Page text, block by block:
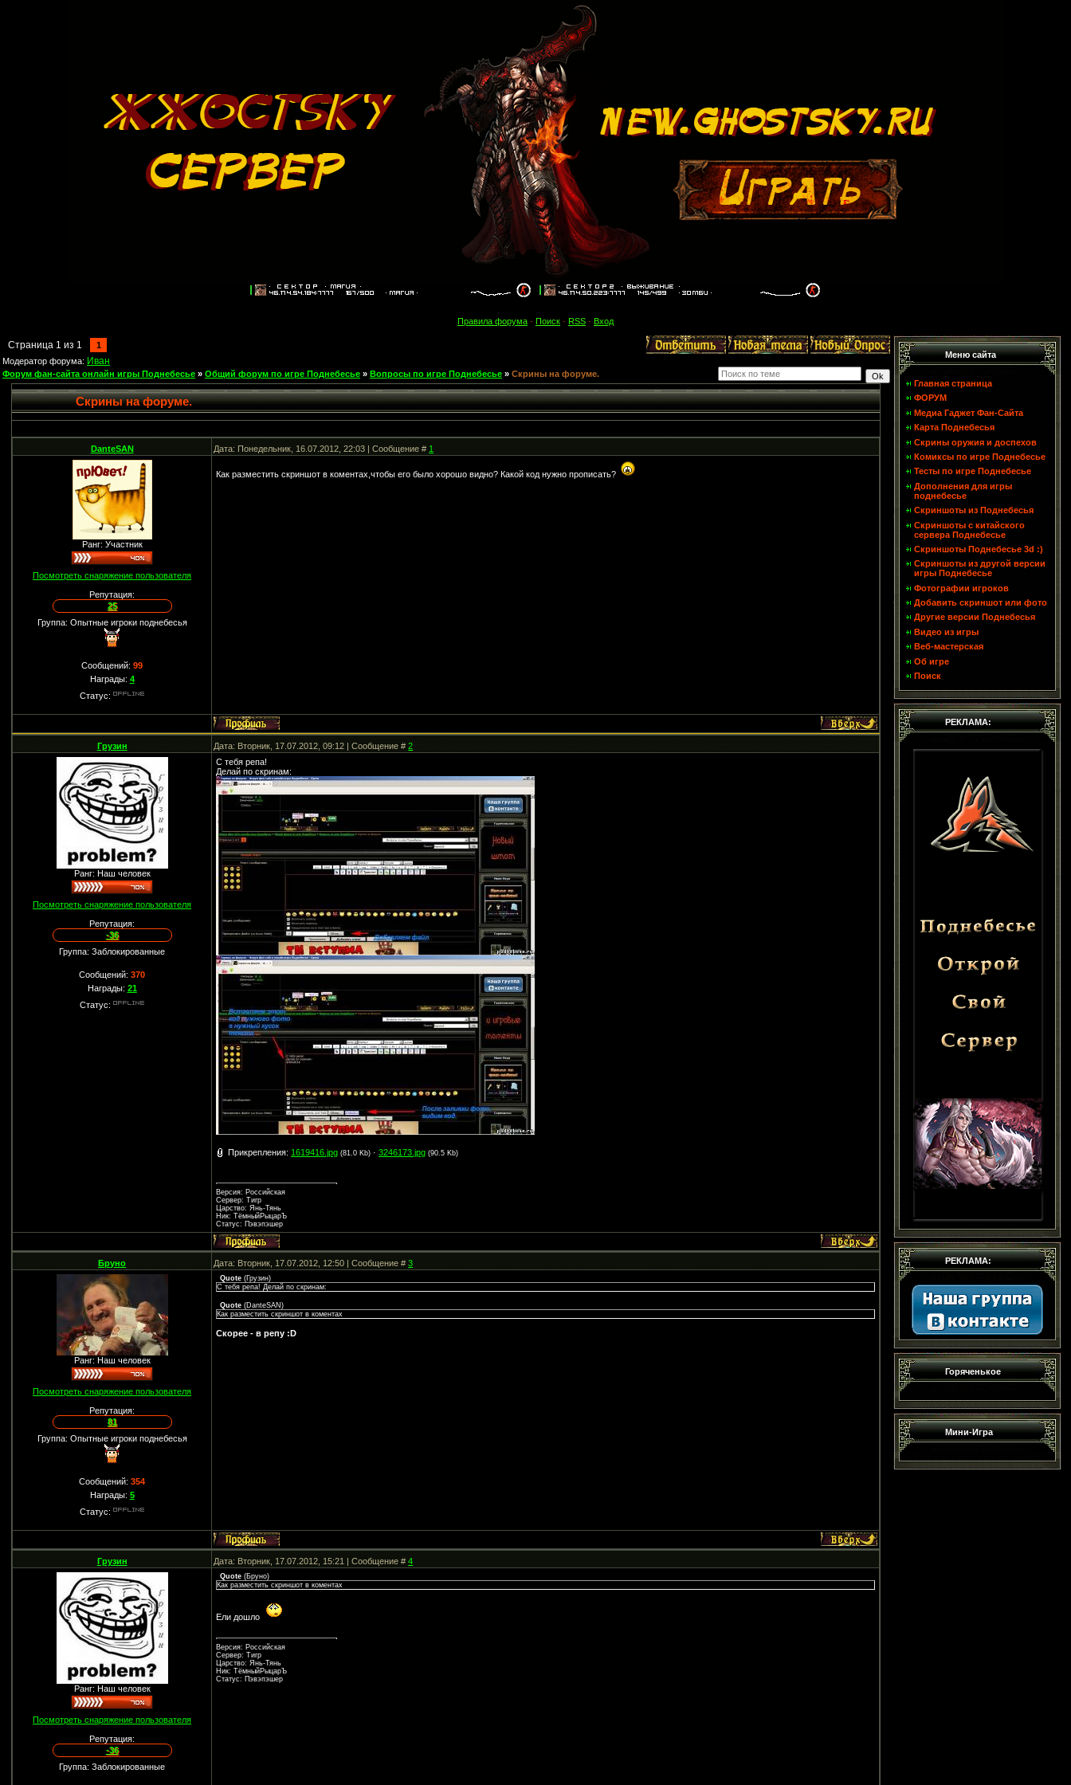
Правила форума · Поиск · RSS · Вход
Страница 1 из 1
1
Модератор форума: Иван
Форум фан-сайта онлайн игры Поднебесье » Общий форум по игре Поднебесье » Вопросы по игре Поднебесье » Скрины на форуме.
Скрины на форуме.
DanteSAN Дата: Понедельник, 16.07.2012, 22:03 | Сообщение #1
Ранг: Участник
Посмотреть снаряжение пользователя
Репутация:
25
Группа: Опытные игроки поднебесья
Сообщений:99
Награды: 4
Статус:
Как разместить скриншот в коментах,чтобы его было хорошо видно? Какой код нужно прописать?
Грузин Дата: Вторник, 17.07.2012, 09:12 | Сообщение #2
Ранг: Наш человек
Посмотреть снаряжение пользователя
Репутация:
-36
Группа: Заблокированные
Сообщений:370
Награды: 21
Статус:
С тебя репа!
Делай по скринам:
Прикрепления: 1619416.jpg (81.0 Kb) ·3246173.jpg (90.5 Kb)
Версия: Российская
Сервер: Тигр
Царство: Янь-Тянь
Ник: ТёмныйРыцарЪ
Статус: Пэвэпэшер
Бруно Дата: Вторник, 17.07.2012, 12:50 | Сообщение #3
Ранг: Наш человек
Посмотреть снаряжение пользователя
Репутация:
81
Группа: Опытные игроки поднебесья
Сообщений:354
Награды: 5
Статус:
Quote (Грузин)
С тебя репа! Делай по скринам:
Quote (DanteSAN)
Как разместить скриншот в коментах
Скорее - в репу :D
Грузин Дата: Вторник, 17.07.2012, 15:21 | Сообщение #4
Ранг: Наш человек
Посмотреть снаряжение пользователя
Репутация:
-36
Группа: Заблокированные
Quote (Бруно)
Как разместить скриншот в коментах
Ели дошло
Версия: Российская
Сервер: Тигр
Царство: Янь-Тянь
Ник: ТёмныйРыцарЪ
Статус: Пэвэпэшер
Меню сайта
Главная страница
ФОРУМ
Медиа Гаджет Фан-Сайта
Карта Поднебесья
Скрины оружия и доспехов
Комиксы по игре Поднебесье
Тесты по игре Поднебесье
Дополнения для игры
поднебесье
Скриншоты из Поднебесья
Скриншоты с китайского
сервера Поднебесье
Скриншоты Поднебесье 3d :)
Скриншоты из другой версии
игры Поднебесье
Фотографии игроков
Добавить скриншот или фото
Другие версии Поднебесья
Видео из игры
Веб-мастерская
Об игре
Поиск
РЕКЛАМА:
РЕКЛАМА:
Горяченькое
Мини-Игра